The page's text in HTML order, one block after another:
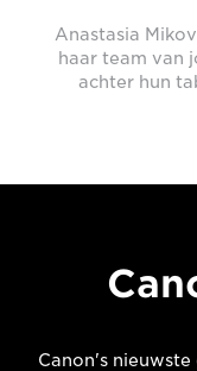
Anastasia
haar team van
achter hun
Canon's